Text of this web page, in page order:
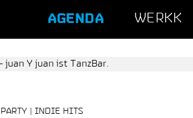
AGENDA WERKK
PARTY | INDIE HITS